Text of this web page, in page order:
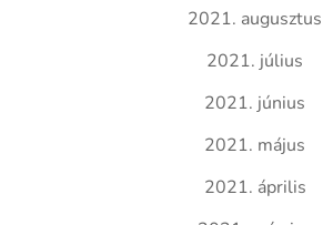
2021. augusztus
2021. július
2021. június
2021. május
2021. április